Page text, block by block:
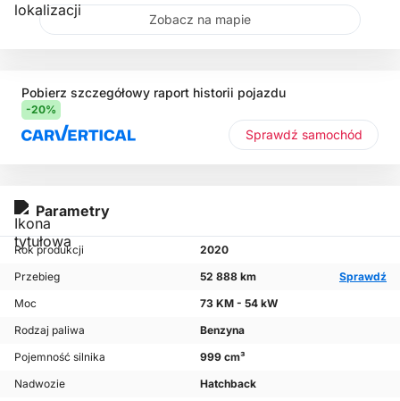
Pobierz szczegółowy raport historii pojazdu
-20%
Sprawdź samochód
Parametry
Rok produkcji
2020
Przebieg
52 888 km
Sprawdź
Moc
73 KM - 54 kW
Rodzaj paliwa
Benzyna
Pojemność silnika
999 cm³
Nadwozie
Hatchback
Zobacz na mapie